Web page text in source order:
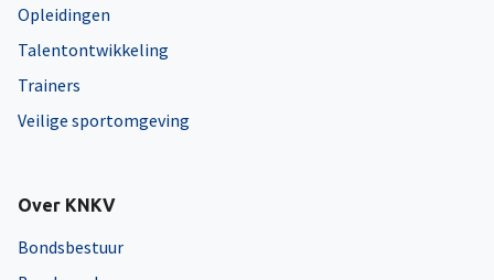
Opleidingen
Talentontwikkeling
Trainers
Veilige sportomgeving
Over KNKV
Bondsbestuur